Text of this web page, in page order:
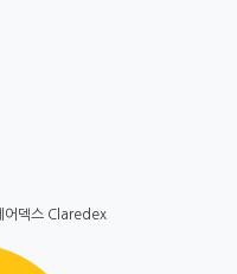
어덱스 Claredex